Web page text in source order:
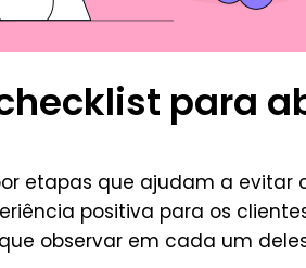
para
etapas que ajudam a
positiva para os
observar em cada um